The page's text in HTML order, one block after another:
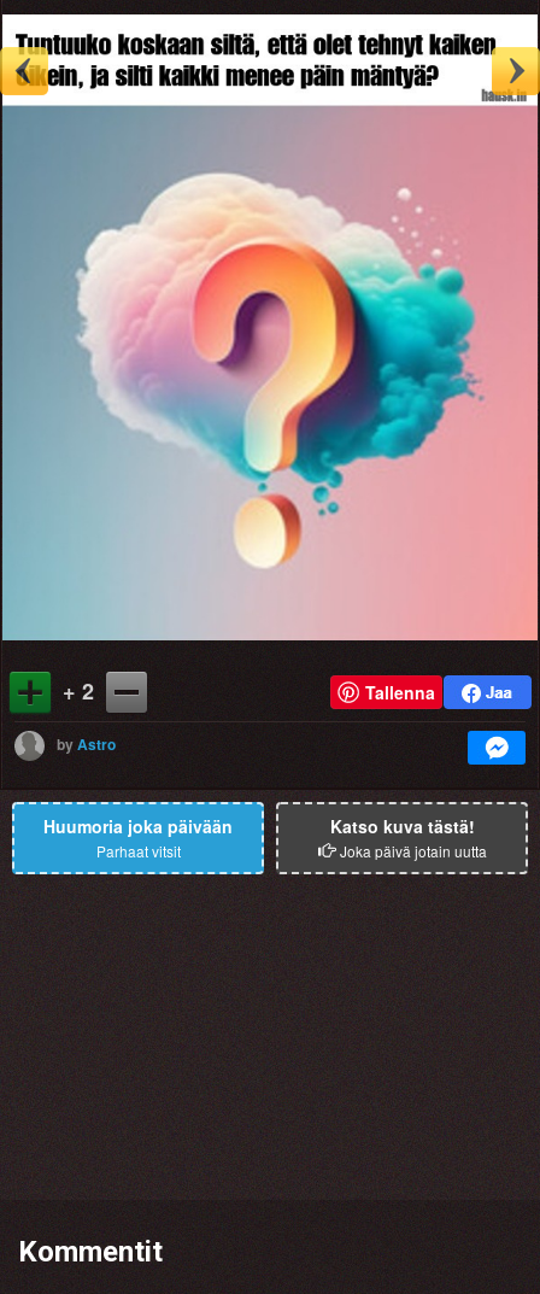
+ 2 Tallenna
byAstro
Huumoria joka päivään
Parhaat vitsit
Katso kuva tästä!
Joka päivä jotain uutta
Kommentit